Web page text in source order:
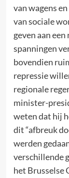
van wagens
van sociale
geven aan
spanningen
bovendien
repressie
regionale
minister-
weten dat hij
dit “afbreuk
werden
verschillende
het Brusselse